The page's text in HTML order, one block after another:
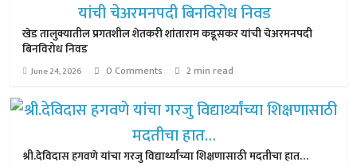
खेड तालुक्यातील प्रगतशील शेतकरी शांताराम कडूसकर यांची चेअरमनपदी
बिनविरोध निवड
June 24, 2026 0 Comments 2 min read
श्री.देविदास हगवणे यांचा गरजु विद्यार्थ्यांच्या शिक्षणासाठी मदतीचा हात…